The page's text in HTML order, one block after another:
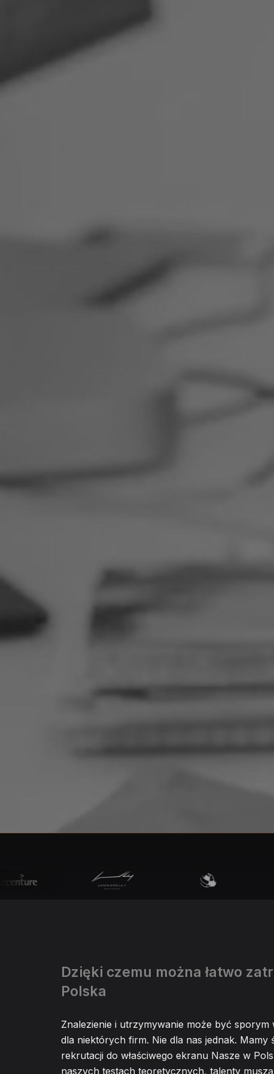
Dzięki czemu można łatwo
Polska
Znalezienie i utrzymywanie może być sporym
dla niektórych firm. Nie dla nas jednak. Mamy
rekrutacji do właściwego ekranu Nasze w
naszych testach teoretycznych, talenty